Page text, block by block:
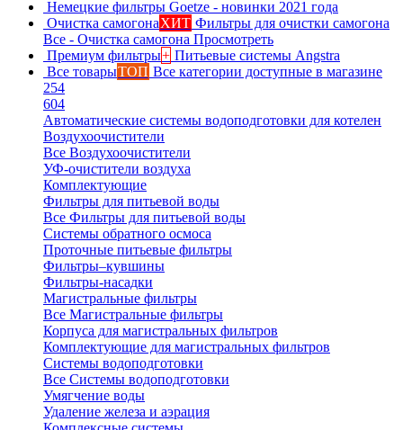
Немецкие фильтры Goetze - новинки 2021 года
Очистка самогонаХИТ Фильтры для очистки самогона
Все - Очистка самогона Просмотреть
Премиум фильтры+ Питьевые системы Angstra
Все товарыТОП Все категории доступные в магазине
254
604
Автоматические системы водоподготовки для котелен
Воздухоочистители
Все Воздухоочистители
УФ-очистители воздуха
Комплектующие
Фильтры для питьевой воды
Все Фильтры для питьевой воды
Системы обратного осмоса
Проточные питьевые фильтры
Фильтры–кувшины
Фильтры-насадки
Магистральные фильтры
Все Магистральные фильтры
Корпуса для магистральных фильтров
Комплектующие для магистральных фильтров
Системы водоподготовки
Все Системы водоподготовки
Умягчение воды
Удаление железа и аэрация